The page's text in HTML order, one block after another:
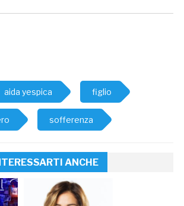
aida yespica figlio
sofferenza
ANCHE